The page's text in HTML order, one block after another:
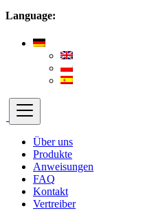
Language:
Über uns
Produkte
Anweisungen
FAQ
Kontakt
Vertreiber